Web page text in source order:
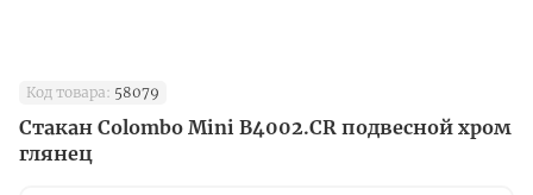
Код товара: 58079
Стакан Colombo Mini B4002.CR подвесной хром
глянец